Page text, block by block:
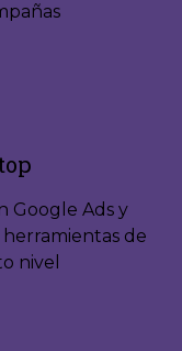
Google Ads y
de
nivel